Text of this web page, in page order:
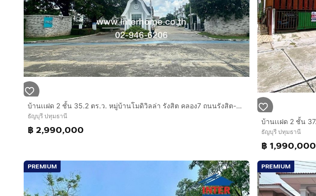
www.interhome.co.th
โทร.กดเพื่อดูเบอร์โทร xxxxxx206
https://www.interhome.co.th/propertydetail.php?propcode=65955
บ้านเเฝด 2 ชั้น 35.2 ตร.ว. หมู่บ้านโมดิวิลล่า รังสิต คลอง7 ถนนรังสิต-นครนายก ถนนทางหลวงแผ่นดินหมายเลข305 ธัญบุรี ปทุมธานี
ธัญบุรี ปทุมธานี
฿ 2,990,000 ธัญบุรี ปทุมธานี
฿ 1,990,000
PREMIUM PREMIUM